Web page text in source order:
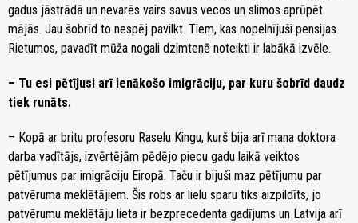
gadus jāstrādā un nevarēs vairs savus vecos un slimos aprūpēt
mājās. Jau šobrīd to nespēj pavilkt. Tiem, kas nopelnījuši pensijas
Rietumos, pavadīt mūža nogali dzimtenē noteikti ir labākā izvēle.
– Tu esi pētījusi arī ienākošo imigrāciju, par kuru šobrīd daudz
tiek runāts.
– Kopā ar britu profesoru Raselu Kingu, kurš bija arī mana doktora
darba vadītājs, izvērtējām pēdējo piecu gadu laikā veiktos
pētījumus par imigrāciju Eiropā. Taču ir bijuši maz pētījumu par
patvēruma meklētājiem. Šis robs ar lielu sparu tiks aizpildīts, jo
patvērumu meklētāju lieta ir bezprecedenta gadījums un Latvija arī